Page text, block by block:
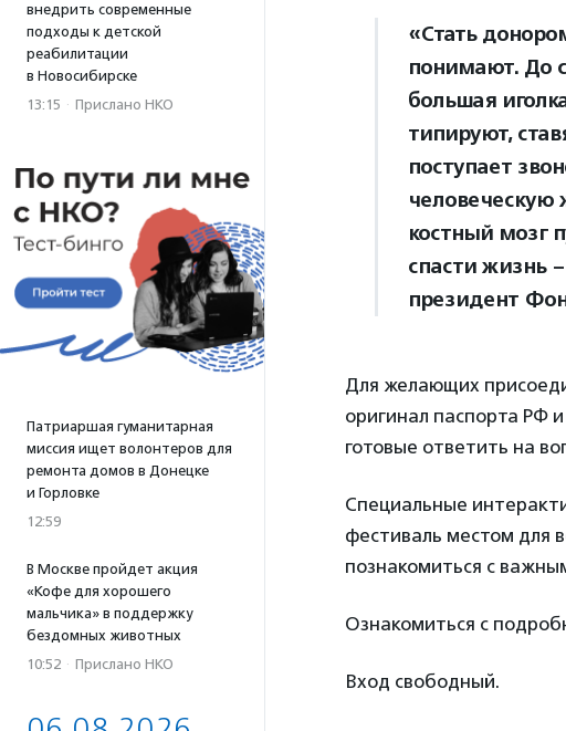
внедрить современные
подходы к детской
реабилитации
в Новосибирске
13:15 · Прислано НКО
Патриаршая гуманитарная
миссия ищет волонтеров для
ремонта домов в Донецке
и Горловке
12:59
В Москве пройдет акция
«Кофе для хорошего
мальчика» в поддержку
бездомных животных
10:52 · Прислано НКО
«Стать
понимают. До
большая
типируют,
поступает
человеческую
костный мозг
спасти жизнь
президент
Для желающих
оригинал паспорта РФ
готовые ответить на
Специальные
фестиваль местом для
познакомиться с
Ознакомиться с
Вход свободный.